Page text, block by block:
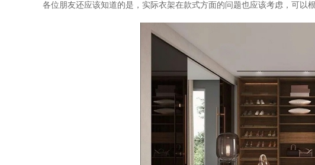
各位朋友还应该知道的是，实际衣架在款式方面的问题也应该考虑，可以